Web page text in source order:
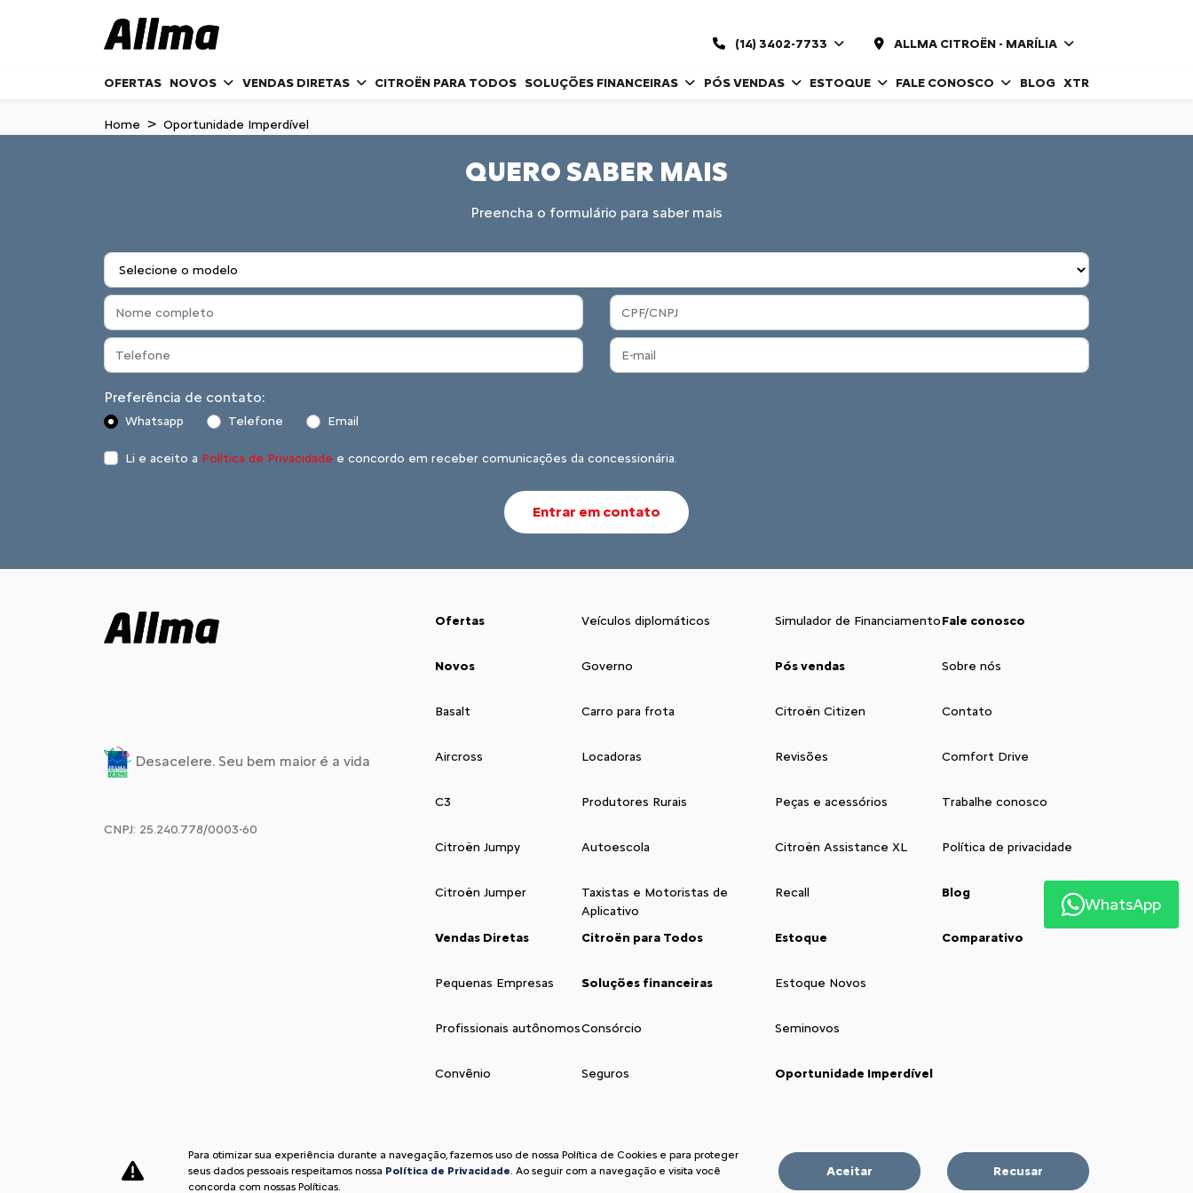
(14) 3402-7733 ALLMA CITROËN - MARÍLIA
OFERTAS NOVOS VENDAS DIRETAS CITROËN PARA TODOS SOLUÇÕES FINANCEIRAS PÓS VENDAS ESTOQUE FALE CONOSCO BLOG XTR
Home Oportunidade Imperdível
QUERO SABER MAIS
Preencha o formulário para saber mais
Preferência de contato:
Whatsapp Telefone Email
Li e aceito a Política de Privacidade e concordo em receber comunicações da concessionária.
Entrar em contato
Desacelere. Seu bem maior é a vida
CNPJ: 25.240.778/0003-60
Ofertas
Novos
Basalt
Aircross
C3
Citroën Jumpy
Citroën Jumper
Vendas Diretas
Pequenas Empresas
Profissionais autônomos
Convênio
Veículos diplomáticos
Governo
Carro para frota
Locadoras
Produtores Rurais
Autoescola
Taxistas e Motoristas de
Aplicativo
Citroën para Todos
Soluções financeiras
Consórcio
Seguros
Simulador de Financiamento
Pós vendas
Citroën Citizen
Revisões
Peças e acessórios
Citroën Assistance XL
Recall
Estoque
Estoque Novos
Seminovos
Oportunidade Imperdível
Fale conosco
Sobre nós
Contato
Comfort Drive
Trabalhe conosco
Política de privacidade
Blog
Comparativo
Desenvolvido pela DEALERSPACE ® Direitos Reservados. Acompanhe nossa concessionária nas Redes Sociais:
WhatsApp
Para otimizar sua experiência durante a navegação, fazemos uso de nossa Política de Cookies e para proteger
seus dados pessoais respeitamos nossa Política de Privacidade. Ao seguir com a navegação e visita você
concorda com nossas Políticas.
Aceitar Recusar